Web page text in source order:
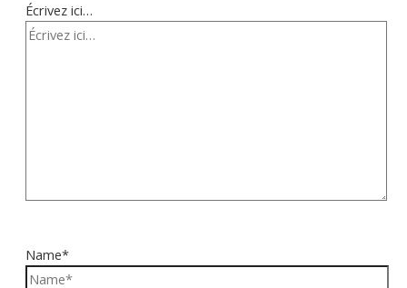
Écrivez ici…
Name*